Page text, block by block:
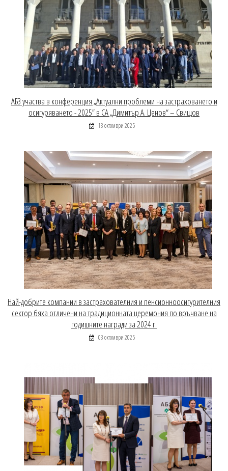
АБЗ участва в конференция „Актуални проблеми на застраховането и
осигуряването - 2025” в СА „Димитър А. Ценов“ – Свищов
13 октомври 2025
Най-добрите компании в застрахователния и пенсионноосигурителния
сектор бяха отличени на традиционната церемония по връчване на
годишните награди за 2024 г.
03 октомври 2025